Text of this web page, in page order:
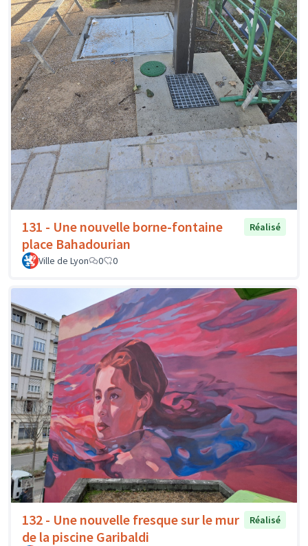
131 - Une nouvelle borne-fontaine
place Bahadourian
Réalisé
Ville de Lyon 0 0
132 - Une nouvelle fresque sur le mur
de la piscine Garibaldi
Réalisé